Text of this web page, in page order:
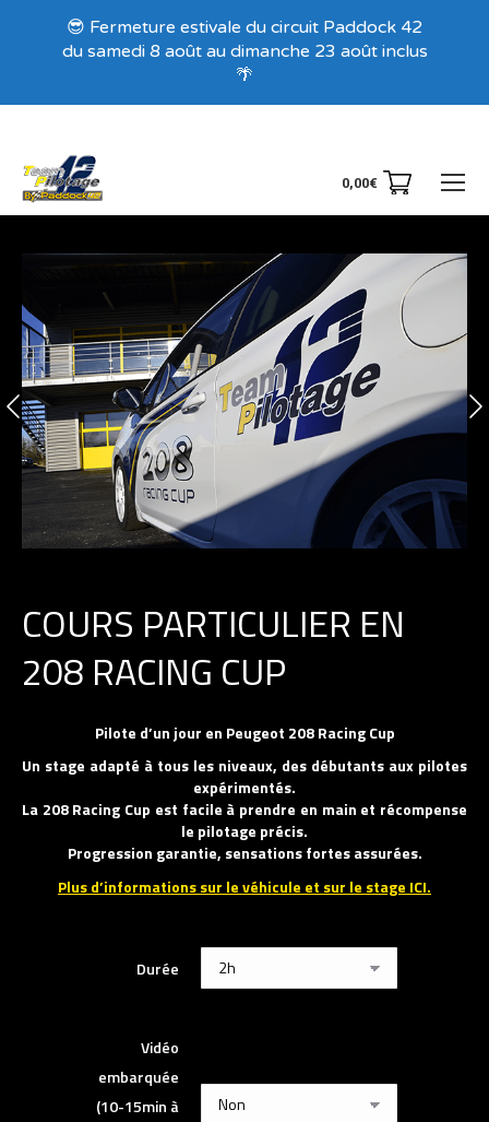
0,00€
COURS PARTICULIER EN
208 RACING CUP
Pilote d’un jour en Peugeot 208 Racing Cup
Un stage adapté à tous les niveaux, des débutants aux pilotes
expérimentés.
La 208 Racing Cup est facile à prendre en main et récompense
le pilotage précis.
Progression garantie, sensations fortes assurées.
Plus d’informations sur le véhicule et sur le stage ICI.
Durée
Vidéo
embarquée
(10-15min à
Recevez nos offres exclusives !
😎 Fermeture estivale du circuit Paddock 42
du samedi 8 août au dimanche 23 août inclus
🌴